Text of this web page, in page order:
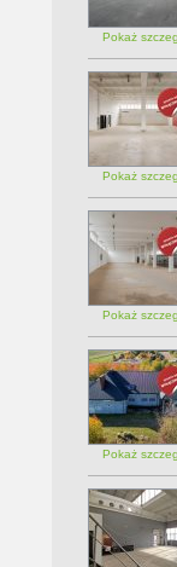
Pokaż
Pokaż
Pokaż
Pokaż